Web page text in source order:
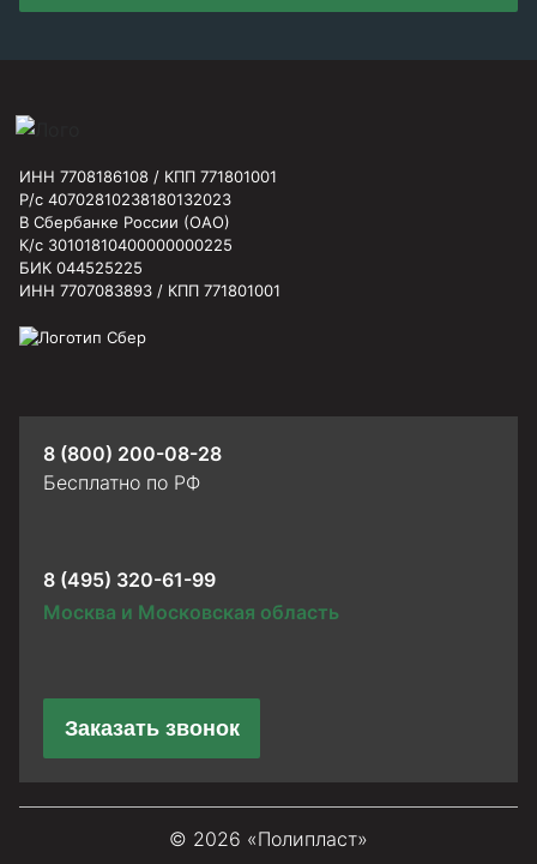
ИНН 7708186108 / КПП 771801001
Р/с 40702810238180132023
В Сбербанке России (ОАО)
К/с 30101810400000000225
БИК 044525225
ИНН 7707083893 / КПП 771801001
8 (800) 200-08-28
Бесплатно по РФ
8 (495) 320-61-99
Москва и Московская область
Заказать звонок
© 2026 «Полипласт»